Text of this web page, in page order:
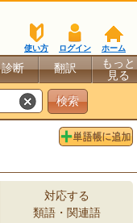
ホーム
ログイン
使い方
診断 翻訳
もっと
見る
対応する
類語・関連語